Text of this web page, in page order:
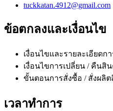
tuckkatan.4912@gmail.com
ข้อตกลงและเงื่อนไข
เงื่อนไขและรายละเอียดก
เงื่อนไขการเปลี่ยน / คืนสิ
ขั้นตอนการสั่งซื้อ / สั่งผลิ
เวลาทำการ